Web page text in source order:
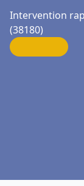
Intervention
(38180)